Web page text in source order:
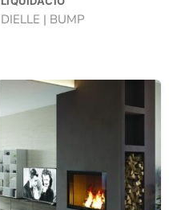
DIELLE | BUMP